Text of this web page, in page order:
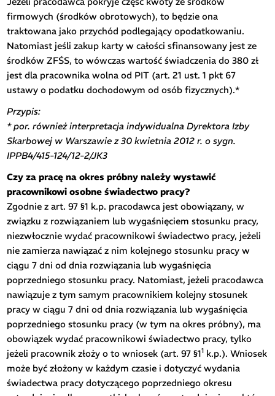
firmowych (środków obrotowych), to będzie ona
traktowana jako przychód podlegający opodatkowaniu.
Natomiast jeśli zakup karty w całości sfinansowany jest ze
środków ZFŚS, to wówczas wartość świadczenia do 380 zł
jest dla pracownika wolna od PIT (art. 21 ust. 1 pkt 67
ustawy o podatku dochodowym od osób fizycznych).*
Przypis:
* por. również interpretacja indywidualna Dyrektora Izby
Skarbowej w Warszawie z 30 kwietnia 2012 r. o sygn.
IPPB4/415-124/12-2/JK3
Czy za pracę na okres próbny należy wystawić
pracownikowi osobne świadectwo pracy?
Zgodnie z art. 97 §1 k.p. pracodawca jest obowiązany, w
związku z rozwiązaniem lub wygaśnięciem stosunku pracy,
niezwłocznie wydać pracownikowi świadectwo pracy, jeżeli
nie zamierza nawiązać z nim kolejnego stosunku pracy w
ciągu 7 dni od dnia rozwiązania lub wygaśnięcia
poprzedniego stosunku pracy. Natomiast, jeżeli pracodawca
nawiązuje z tym samym pracownikiem kolejny stosunek
pracy w ciągu 7 dni od dnia rozwiązania lub wygaśnięcia
poprzedniego stosunku pracy (w tym na okres próbny), ma
obowiązek wydać pracownikowi świadectwo pracy, tylko
jeżeli pracownik złoży o to wniosek (art. 97 §11 k.p.). Wniosek
może być złożony w każdym czasie i dotyczyć wydania
świadectwa pracy dotyczącego poprzedniego okresu